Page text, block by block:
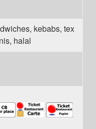
kebabs, tex
halal